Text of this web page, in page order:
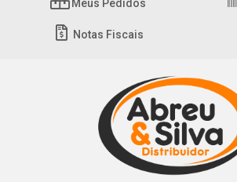
Meus Pedidos
Notas Fiscais